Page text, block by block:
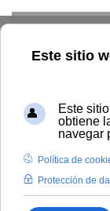
Inicio Vida
Publicaciones